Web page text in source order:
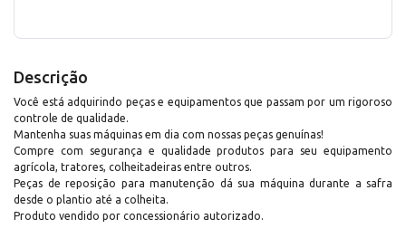
Descrição
Você está adquirindo peças e equipamentos que passam por um rigoroso
controle de qualidade.
Mantenha suas máquinas em dia com nossas peças genuínas!
Compre com segurança e qualidade produtos para seu equipamento
agrícola, tratores, colheitadeiras entre outros.
Peças de reposição para manutenção dá sua máquina durante a safra
desde o plantio até a colheita.
Produto vendido por concessionário autorizado.